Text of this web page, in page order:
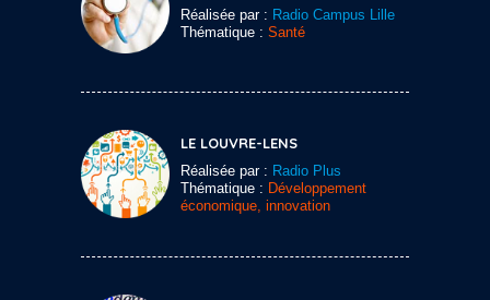
Réalisée par : Radio Campus Lille
Thématique : Santé
LE LOUVRE-LENS
Réalisée par : Radio Plus
Thématique : Développement
économique, innovation